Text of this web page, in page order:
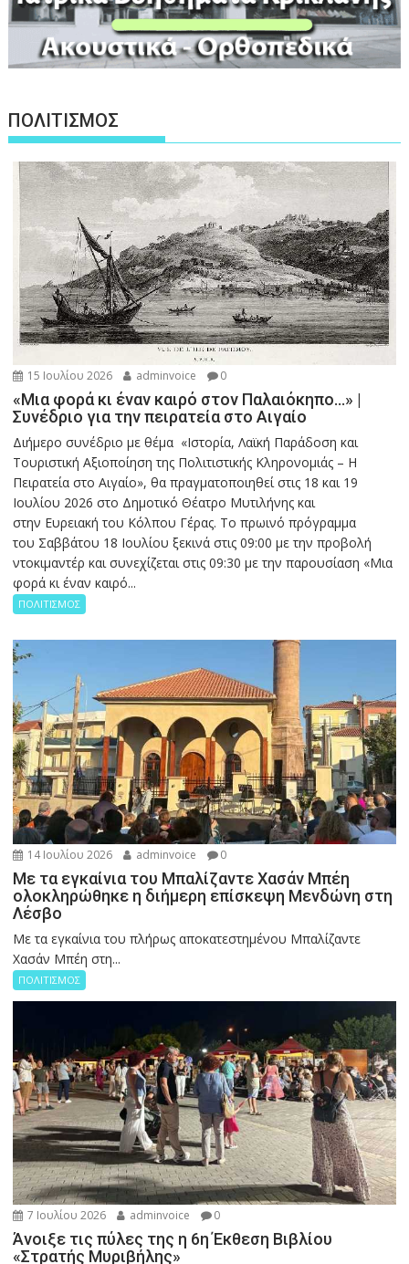
ΠΟΛΙΤΙΣΜΟΣ
15 Ιουλίου 2026 adminvoice 0
«Μια φορά κι έναν καιρό στον Παλαιόκηπο…» |
Συνέδριο για την πειρατεία στο Αιγαίο
Διήμερο συνέδριο με θέμα «Ιστορία, Λαϊκή Παράδοση και
Τουριστική Αξιοποίηση της Πολιτιστικής Κληρονομιάς – Η
Πειρατεία στο Αιγαίο», θα πραγματοποιηθεί στις 18 και 19
Ιουλίου 2026 στο Δημοτικό Θέατρο Μυτιλήνης και
στην Ευρειακή του Κόλπου Γέρας. Το πρωινό πρόγραμμα
του Σαββάτου 18 Ιουλίου ξεκινά στις 09:00 με την προβολή
ντοκιμαντέρ και συνεχίζεται στις 09:30 με την παρουσίαση «Μια
φορά κι έναν καιρό...
ΠΟΛΙΤΙΣΜΟΣ
14 Ιουλίου 2026 adminvoice 0
Με τα εγκαίνια του Μπαλίζαντε Χασάν Μπέη
ολοκληρώθηκε η διήμερη επίσκεψη Μενδώνη στη
Λέσβο
Με τα εγκαίνια του πλήρως αποκατεστημένου Μπαλίζαντε
Χασάν Μπέη στη...
ΠΟΛΙΤΙΣΜΟΣ
7 Ιουλίου 2026 adminvoice 0
Άνοιξε τις πύλες της η 6η Έκθεση Βιβλίου
«Στρατής Μυριβήλης»